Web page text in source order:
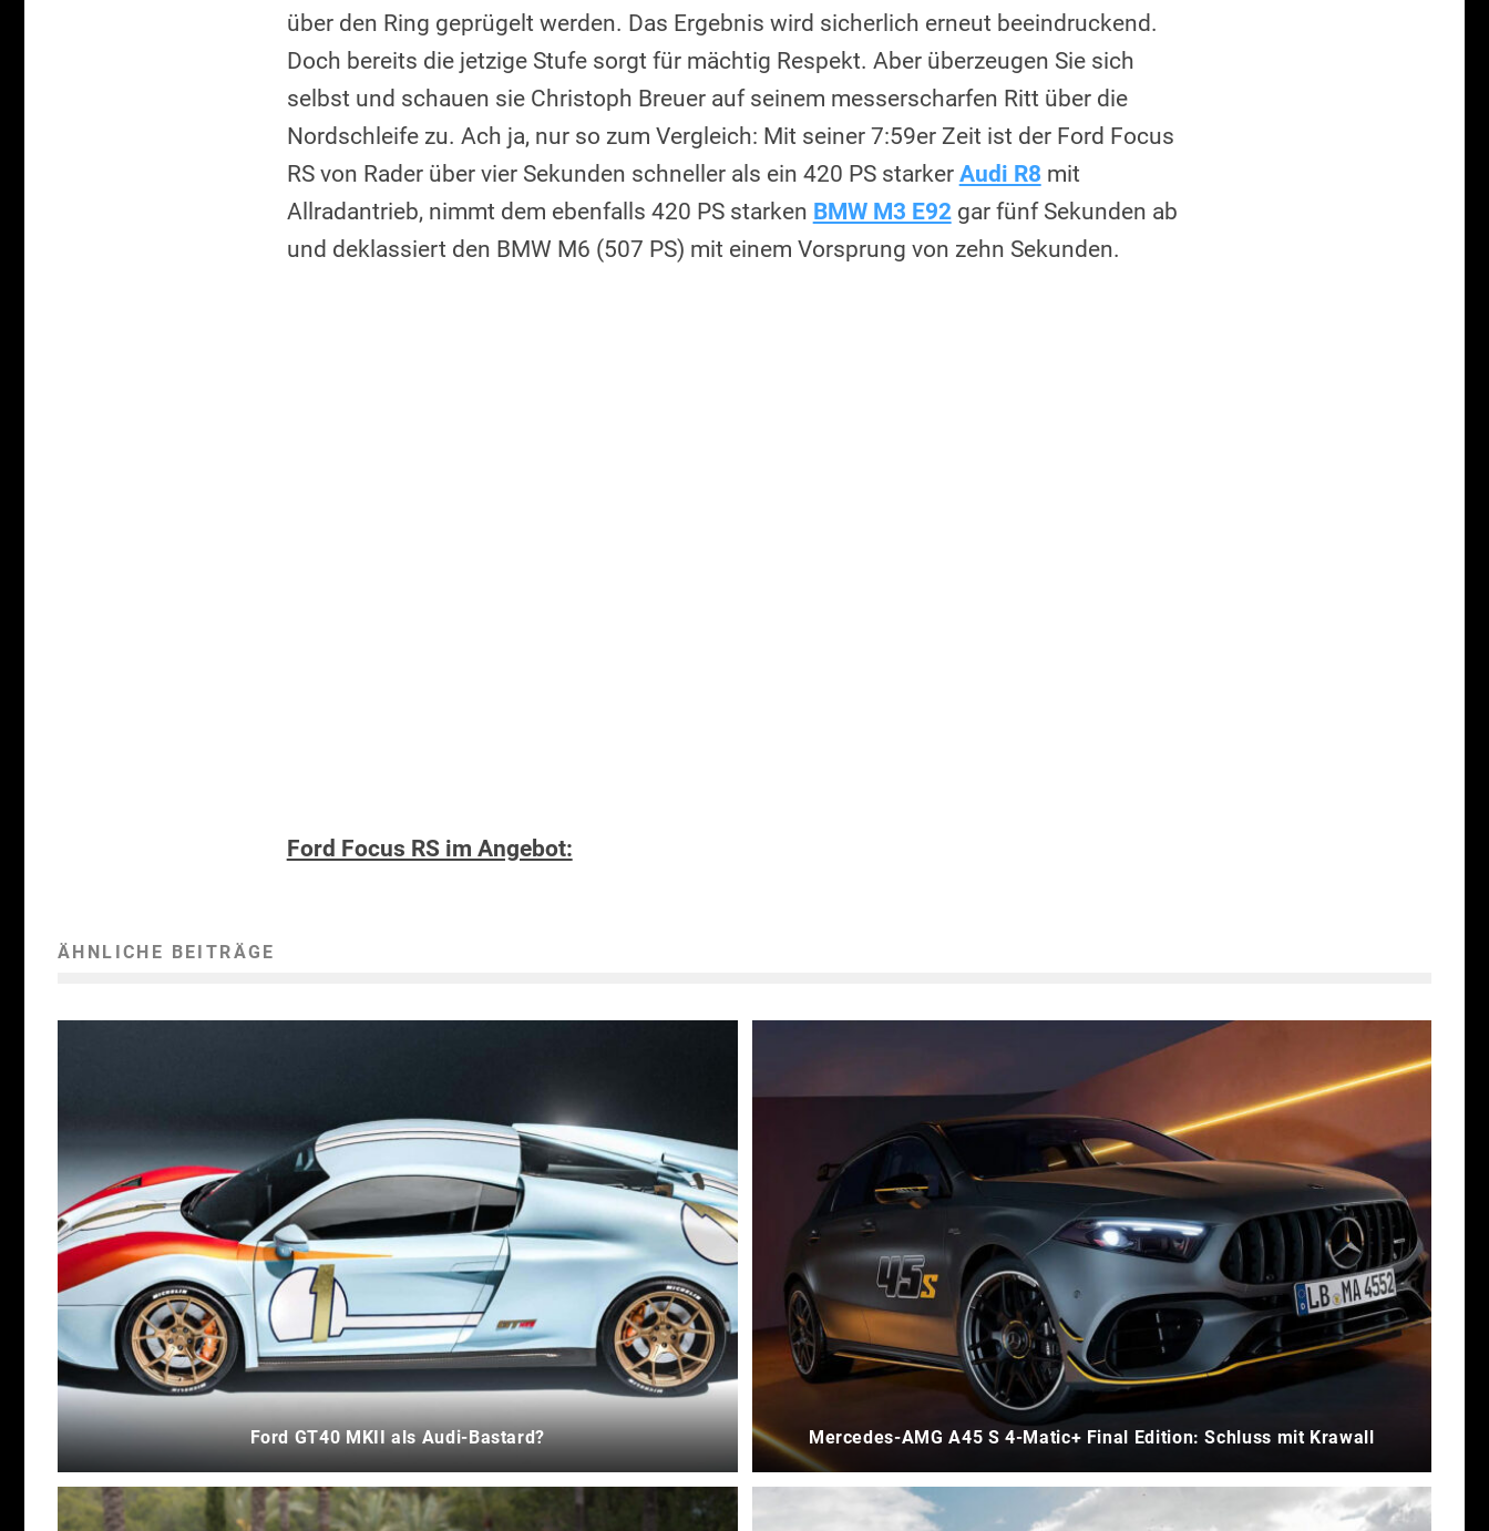
über den Ring geprügelt werden. Das Ergebnis wird sicherlich erneut beeindruckend.
Doch bereits die jetzige Stufe sorgt für mächtig Respekt. Aber überzeugen Sie sich
selbst und schauen sie Christoph Breuer auf seinem messerscharfen Ritt über die
Nordschleife zu. Ach ja, nur so zum Vergleich: Mit seiner 7:59er Zeit ist der Ford Focus
RS von Rader über vier Sekunden schneller als ein 420 PS starker Audi R8 mit
Allradantrieb, nimmt dem ebenfalls 420 PS starken BMW M3 E92gar fünf Sekunden ab
und deklassiert den BMW M6 (507 PS) mit einem Vorsprung von zehn Sekunden.
Ford Focus RS im Angebot:
ÄHNLICHE BEITRÄGE
Ford GT40 MKII als Audi-Bastard? Mercedes-AMG A45 S 4-Matic+ Final Edition: Schluss mit Krawall